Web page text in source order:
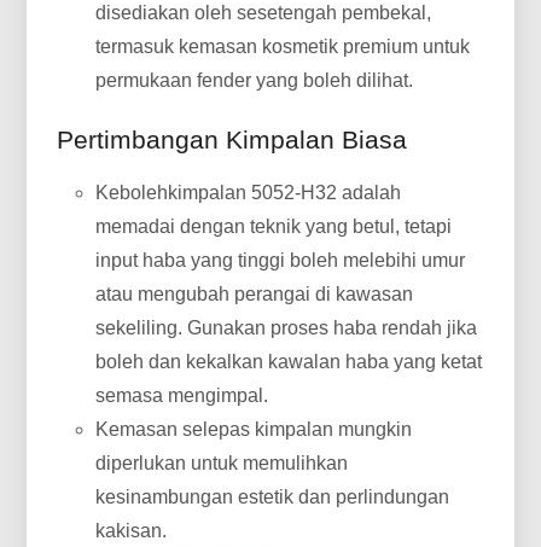
disediakan oleh sesetengah pembekal,
termasuk kemasan kosmetik premium untuk
permukaan fender yang boleh dilihat.
Pertimbangan Kimpalan Biasa
Kebolehkimpalan 5052-H32 adalah
memadai dengan teknik yang betul, tetapi
input haba yang tinggi boleh melebihi umur
atau mengubah perangai di kawasan
sekeliling. Gunakan proses haba rendah jika
boleh dan kekalkan kawalan haba yang ketat
semasa mengimpal.
Kemasan selepas kimpalan mungkin
diperlukan untuk memulihkan
kesinambungan estetik dan perlindungan
kakisan.